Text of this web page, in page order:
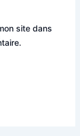
site dans